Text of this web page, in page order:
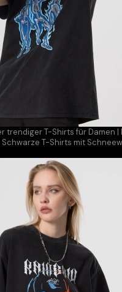
trendiger T-Shirts für Damen |
T-Shirts mit